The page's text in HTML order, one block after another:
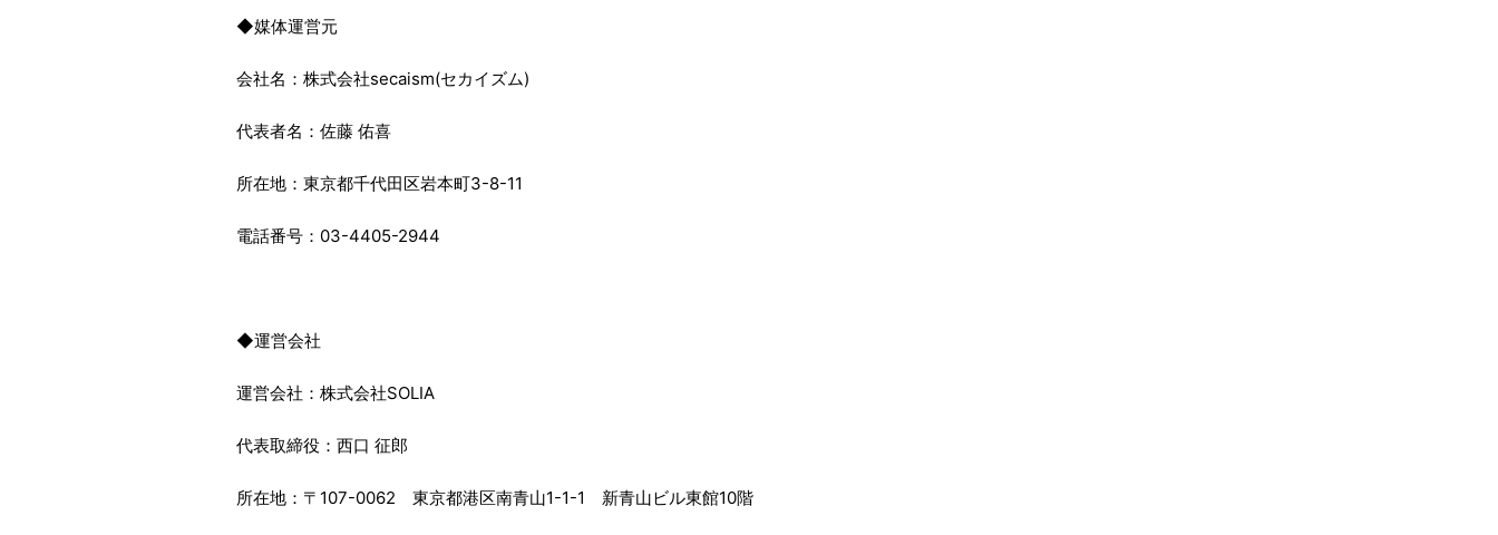
◆媒体運営元
会社名 ：株式会社secaism(セカイズム)
代表者名 ：佐藤 佑喜
所在地 ：東京都千代田区岩本町3-8-11
電話番号 ：03-4405-2944
◆運営会社
運営会社 ：株式会社SOLIA
代表取締役：西口 征郎
所在地 ：〒107-0062 東京都港区南青山1-1-1 新青山ビル東館10階